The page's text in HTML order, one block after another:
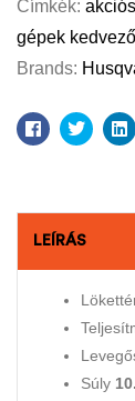
Címkék:
gépek
Brands:
Facebook
Twitter
LEÍRÁS
Súly